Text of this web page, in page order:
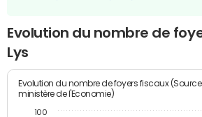
Evolution du nombre de
Lys
Evolution du nombre de foyers fiscaux (Source
ministère de l'Economie)
100